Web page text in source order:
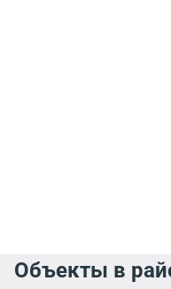
Объекты в